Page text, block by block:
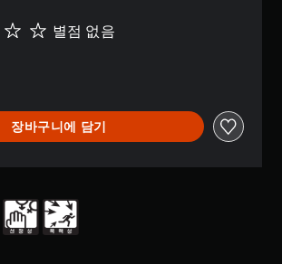
별점 없음
장바구니에 담기